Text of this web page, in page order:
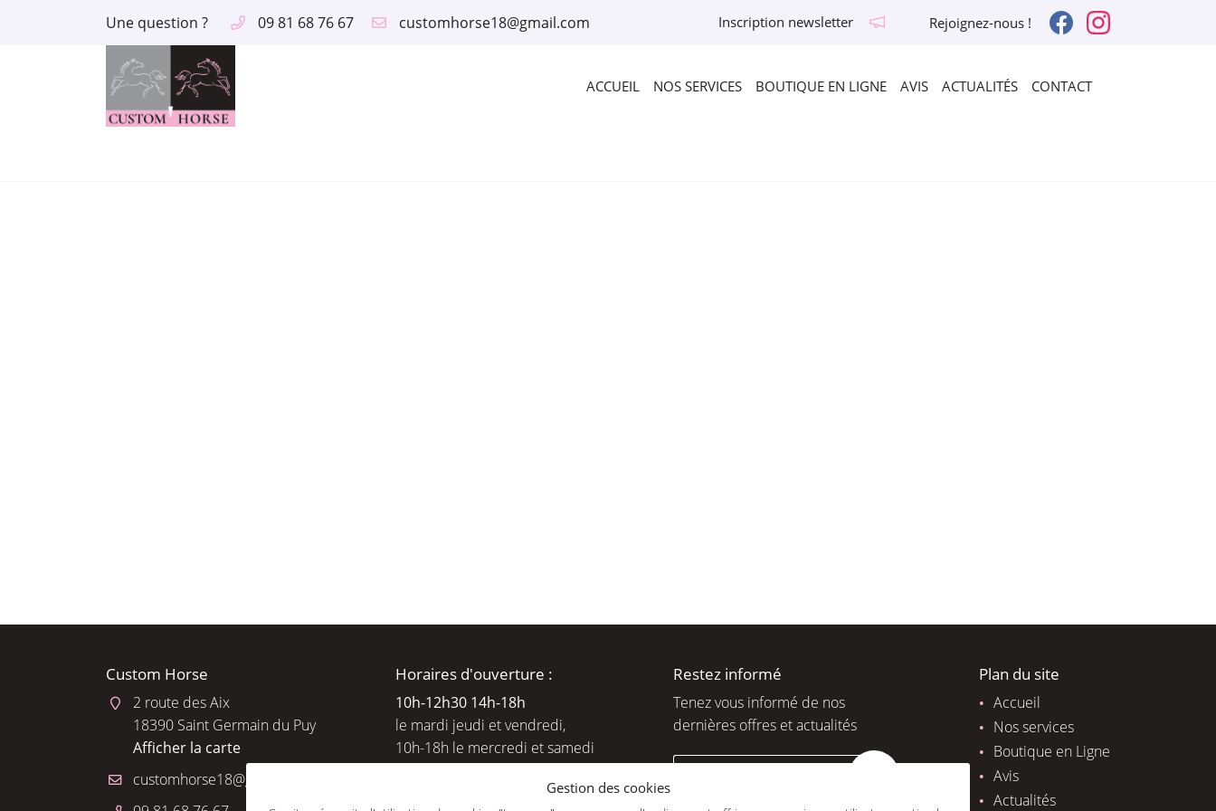
Une question ? 09 81 68 76 67 Inscription newsletter Rejoignez-nous !
ACCUEIL NOS SERVICES BOUTIQUE EN LIGNE AVIS ACTUALITÉS CONTACT
2 route des Aix
18390 Saint Germain du Puy
09 81 68 76 67
Custom Horse
2 route des Aix
18390 Saint Germain du Puy
Afficher la carte
Horaires d'ouverture :
10h-12h30 14h-18h
le mardi jeudi et vendredi,
10h-18h le mercredi et samedi
Restez informé
Tenez vous informé de nos
dernières offres et actualités
Plan du site
Accueil
Nos services
Boutique en Ligne
Avis
Actualités
Gestion des cookies